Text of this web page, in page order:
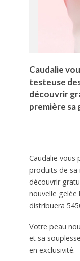
Caudalie
testeuse
découvrir
première sa
Caudalie vous
produits de sa
découvrir
nouvelle gelée
distribuera
Votre peau
et sa
en exclusivité.